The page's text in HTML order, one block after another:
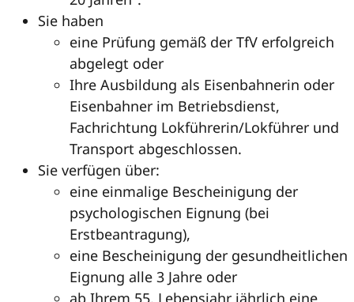
Sie haben
eine Prüfung gemäß der TfV erfolgreich
abgelegt oder
Ihre Ausbildung als Eisenbahnerin oder
Eisenbahner im Betriebsdienst,
Fachrichtung Lokführerin/Lokführer und
Transport abgeschlossen.
Sie verfügen über:
eine einmalige Bescheinigung der
psychologischen Eignung (bei
Erstbeantragung),
eine Bescheinigung der gesundheitlichen
Eignung alle 3 Jahre oder
ab Ihrem 55. Lebensjahr jährlich eine